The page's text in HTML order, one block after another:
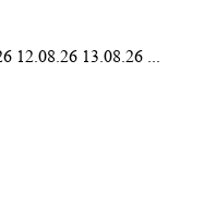
12.08.26 13.08.26 ...